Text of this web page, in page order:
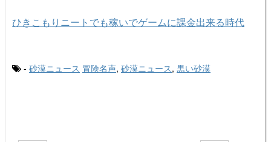
ひきこもりニートでも稼いでゲームに課金出来る時代
- 砂漠ニュース 冒険名声, 砂漠ニュース, 黒い砂漠